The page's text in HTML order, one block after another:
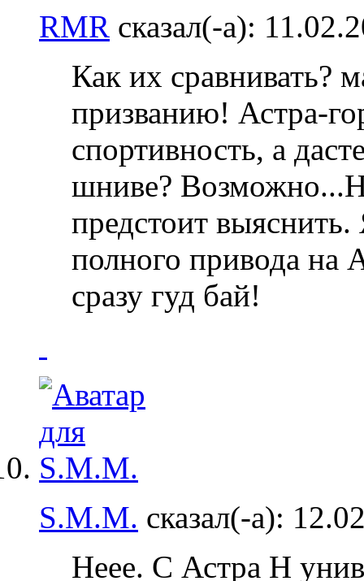
RMR сказал(-а):
Как их сравнивать?
призванию! Астра-
спортивность, а
шниве?
предстоит
полного привода на
сразу гуд бай!
S.M.M. сказал(-а):
Неее. С Астра Н